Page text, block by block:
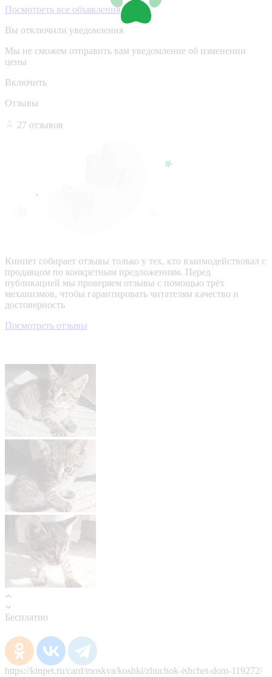
Посмотреть все объявления
Вы отключили уведомления
Мы не сможем отправить вам уведомление об изменении
цены
Включить
Отзывы
27 отзывов
Кинпет собирает отзывы только у тех, кто взаимодействовал с
продавцом по конкретным предложениям. Перед
публикацией мы проверяем отзывы с помощью трёх
механизмов, чтобы гарантировать читателям качество и
достоверность
Посмотреть отзывы
Бесплатно
https://kinpet.ru/card/moskva/koshki/zhuchok-ishchet-dom-119272/